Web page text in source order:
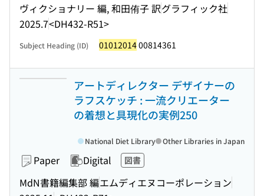
ヴィクショナリー 編, 和田侑子 訳グラフィック社
2025.7<DH432-R51>
Subject Heading (ID) 0101201400814361
アートディレクター デザイナーの
ラフスケッチ : 一流クリエーター
の着想と具現化の実例250
Paper Digital 図書
MdN書籍編集部 編エムディエヌコーポレーション
National Diet Library Other Libraries in Japan